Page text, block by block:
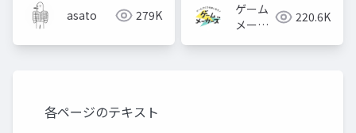
asato 279K
ゲーム
メーカ
220.6K
各ページのテキスト